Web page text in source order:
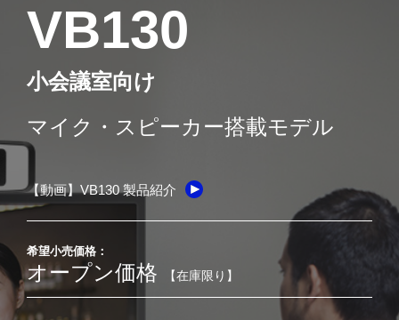
VB130
小会議室向け
マイク・スピーカー搭載モデル
【動画】VB130 製品紹介
希望小売価格：
オープン価格 【在庫限り】